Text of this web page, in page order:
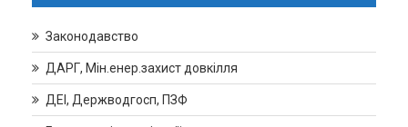
Законодавство
ДАРГ, Мін.енер.захист довкілля
ДЕІ, Держводгосп, ПЗФ